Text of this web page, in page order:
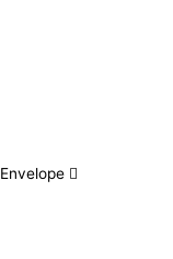
Envelope